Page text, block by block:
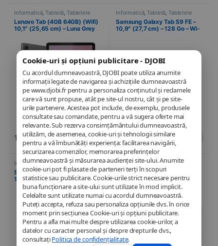
Cookie-uri și opțiuni publicitare - DJOBI
Cu acordul dumneavoastră, DJOBI poate utiliza anumite
informații legate de navigarea și achizițiile dumneavoastră
pe www.djobi.fr pentru a personaliza conținutul și reclamele
care vă sunt propuse, atât pe site-ul nostru, cât și pe site-
urile partenere. Acestea pot include, de exemplu, produsele
consultate sau comandate, pentru a vă sugera oferte mai
relevante. Sub rezerva consimțământului dumneavoastră,
utilizăm, de asemenea, cookie-uri și tehnologii similare
pentru a vă îmbunătăți experiența: facilitarea navigării,
securizarea comenzilor, memorarea preferințelor
dumneavoastră și măsurarea audienței site-ului. Anumite
cookie-uri pot fi plasate de parteneri terți în scopuri
statistice sau publicitare. Cookie-urile strict necesare pentru
buna funcționare a site-ului sunt utilizate în mod implicit.
Celelalte sunt utilizate numai cu acordul dumneavoastră.
Puteți accepta, refuza sau personaliza opțiunile dvs. în orice
moment prin secțiunea Cookie-uri și opțiuni publicitare.
Pentru a afla mai multe despre utilizarea cookie-urilor, a
datelor cu caracter personal și despre drepturile dvs.,
consultațiPolitica de confidențialitate.
Informatică,Tabletă, Tabletele
Lenovo Tab (4GB 64GB) (Wifi)
10,1″ (25,65 cm) – Luna Grey
169,90€
Informatică,Tabletă, Tabletele
Samsung Galaxy Tab S9 FE –
10,9″ (27,7 cm) – 128 Go – Wi-
529,00€
Informatică,Tabletă,Tabletele
Samsung Galaxy Tab S9 FE –
10,9″ (27,7 cm) – 128 Go – Wi-
Fi – Argent
Informatică,Tabletă,Tabletele
Samsung Galaxy Tab A9 8,7″
(22,5 cm) – 64 Go – Wi-Fi –
Anthracite